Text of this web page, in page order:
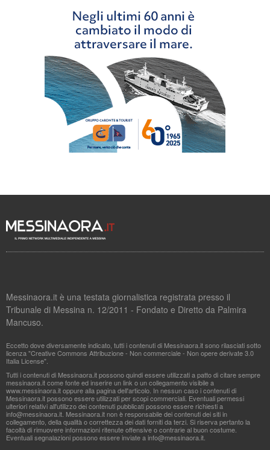
Messinaora.it è una testata giornalistica registrata presso il
Tribunale di Messina n. 12/2011 - Fondato e Diretto da Palmira
Mancuso.
Eccetto dove diversamente indicato, tutti i contenuti di Messinaora.it sono rilasciati sotto
licenza "Creative Commons Attribuzione - Non commerciale - Non opere derivate 3.0
Italia License".
Tutti i contenuti di Messinaora.it possono quindi essere utilizzati a patto di citare sempre
messinaora.it come fonte ed inserire un link o un collegamento visibile a
www.messinaora.it oppure alla pagina dell'articolo. In nessun caso i contenuti di
Messinaora.it possono essere utilizzati per scopi commerciali. Eventuali permessi
ulteriori relativi all'utilizzo dei contenuti pubblicati possono essere richiesti a
info@messinaora.it . Messinaora.it non è responsabile dei contenuti dei siti in
collegamento, della qualità o correttezza dei dati forniti da terzi. Si riserva pertanto la
facoltà di rimuovere informazioni ritenute offensive o contrarie al buon costume.
Eventuali segnalazioni possono essere inviate ainfo@messinaora.it